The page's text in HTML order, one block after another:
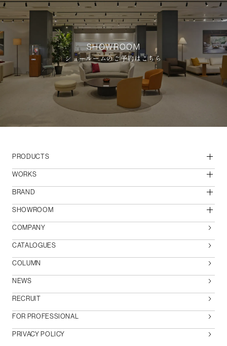
SHOWROOM
ショールームのご予約はこちら
PRODUCTS
WORKS
BRAND
SHOWROOM
COMPANY
CATALOGUES
COLUMN
NEWS
RECRUIT
FOR PROFESSIONAL
PRIVACY POLICY